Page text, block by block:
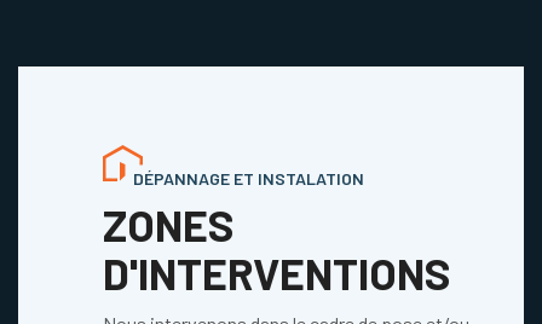
DÉPANNAGE ET INSTALATION
ZONES
D'INTERVENTIONS